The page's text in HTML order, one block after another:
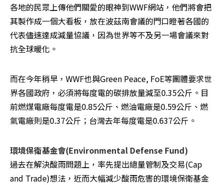
各地的民眾上傳他們關愛的眼神到WWF網站，他們將會把
其製作成一個大看板，放在波茲南會議的門口瞪著各國的
代表儘速達成減量協議，因為世界等不及另一場會議來對
抗全球暖化。
而在今年稍早，WWF也與Green Peace, FoE等團體要求世
界各國政府，必須將每度電的碳排放量減至0.35公斤。目
前燃煤電廠每度電是0.85公斤、燃油電廠是0.59公斤、燃
氣電廠則是0.37公斤；台灣去年每度電是0.637公斤。
環境保衛基金會(Environmental Defense Fund)
過去在解決酸雨問題上，率先提出總量管制及交易(Cap
and Trade)想法，近而大幅減少酸雨危害的環境保衛基金